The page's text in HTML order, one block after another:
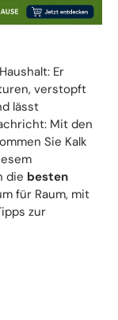
Er
verstopft
lässt
Mit den
Sie Kalk
die besten
für Raum, mit
zur